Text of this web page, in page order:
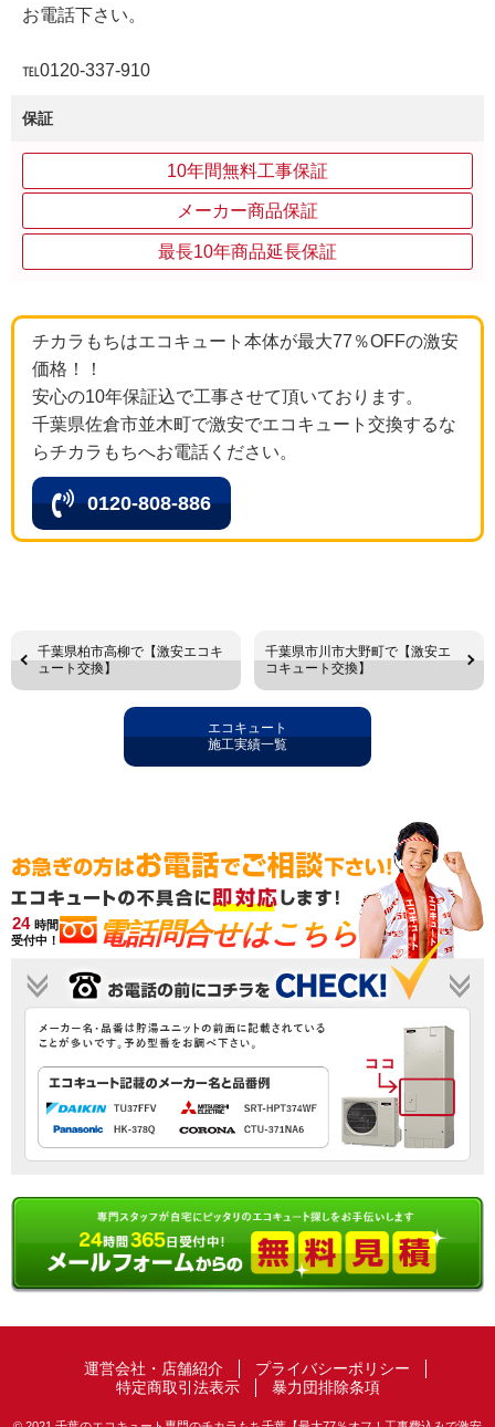
お電話下さい。
℡0120-337-910
保証
10年間無料工事保証
メーカー商品保証
最長10年商品延長保証
チカラもちはエコキュート本体が最大77％OFFの激安
価格！！
安心の10年保証込で工事させて頂いております。
千葉県佐倉市並木町で激安でエコキュート交換するな
らチカラもちへお電話ください。
0120-808-886
千葉県柏市高柳で【激安エコキ
ュート交換】
千葉県市川市大野町で【激安エ
コキュート交換】
エコキュート
施工実績一覧
24 時間
受付中！
電話問合せはこちら
運営会社・店舗紹介
プライバシーポリシー
特定商取引法表示
暴力団排除条項